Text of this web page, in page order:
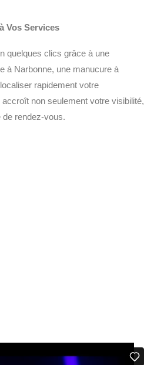
Vos Services
quelques clics grâce à une
à Narbonne, une manucure à
rapidement votre
non seulement votre visibilité,
rendez-vous.